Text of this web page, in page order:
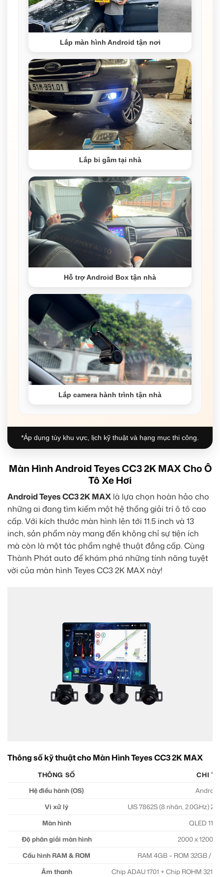
Lắp màn hình Android tận nơi
Lắp bi gầm tại nhà
Hỗ trợ Android Box tận nhà
Lắp camera hành trình tận nhà
*Áp dụng tùy khu vực, lịch kỹ thuật và hạng mục thi công.
Màn Hình Android Teyes CC3 2K MAX Cho Ô
Tô Xe Hơi
Android Teyes CC3 2K MAX là lựa chọn hoàn hảo cho
những ai đang tìm kiếm một hệ thống giải trí ô tô cao
cấp. Với kích thước màn hình lên tới 11.5 inch và 13
inch, sản phẩm này mang đến không chỉ sự tiện ích
mà còn là một tác phẩm nghệ thuật đẳng cấp. Cùng
Thành Phát auto để khám phá những tính năng tuyệt
vời của màn hình Teyes CC3 2K MAX này!
Thông số kỹ thuật cho Màn Hình Teyes CC3 2K MAX
THÔNG SỐ
CHI
Hệ điều hành (OS)
Android
Vi xử lý
UIS 7862S (8 nhân, 2.0GHz) 2
Màn hình
QLED
Độ phân giải màn hình
2000 x 1200
Cấu hình RAM & ROM
RAM 4GB – ROM 32GB /
Âm thanh
Chip ADAU 1701 + Chip ROHM